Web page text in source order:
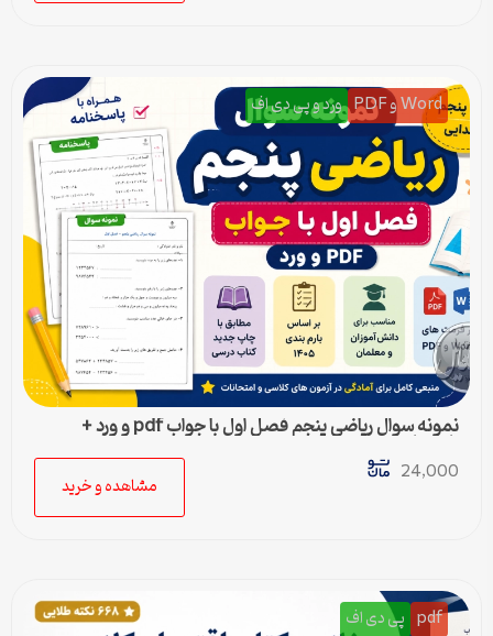
Word و PDF ورد و پی دی اف
نمونه سوال ریاضی پنجم فصل اول با جواب pdf و ورد +
پاسخنامه
24,000
مشاهده و خرید
pdf پی دی اف